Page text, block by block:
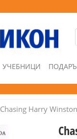
УЧЕБНИЦИ
Chasing Harry